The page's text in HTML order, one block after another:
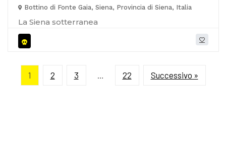
Bottino di Fonte Gaia, Siena, Provincia di Siena, Italia
La Siena sotterranea
1 2 3 22 Successivo »